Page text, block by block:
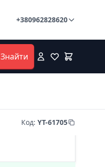
+380962828620
Знайти
Код: YT-61705